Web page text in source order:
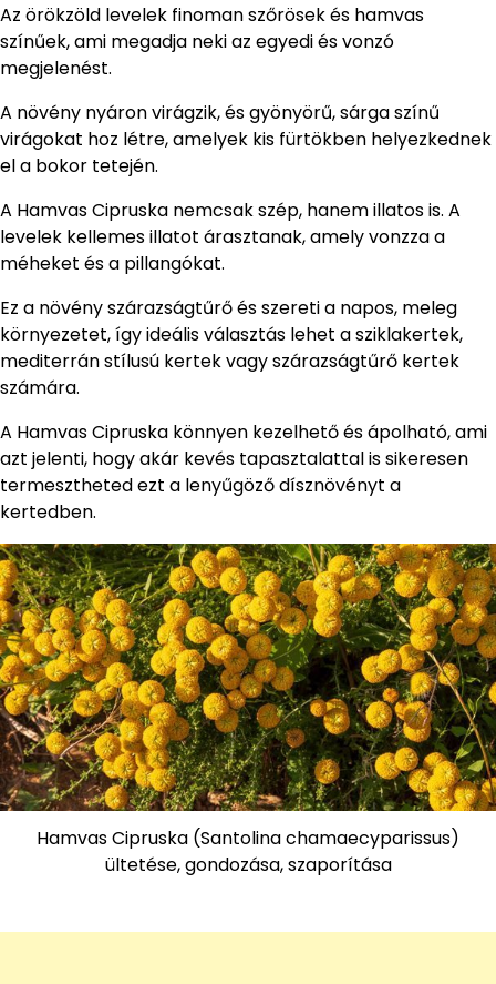
Az örökzöld levelek finoman szőrösek és hamvas
színűek, ami megadja neki az egyedi és vonzó
megjelenést.
A növény nyáron virágzik, és gyönyörű, sárga színű
virágokat hoz létre, amelyek kis fürtökben helyezkednek
el a bokor tetején.
A Hamvas Cipruska nemcsak szép, hanem illatos is. A
levelek kellemes illatot árasztanak, amely vonzza a
méheket és a pillangókat.
Ez a növény szárazságtűrő és szereti a napos, meleg
környezetet, így ideális választás lehet a sziklakertek,
mediterrán stílusú kertek vagy szárazságtűrő kertek
számára.
A Hamvas Cipruska könnyen kezelhető és ápolható, ami
azt jelenti, hogy akár kevés tapasztalattal is sikeresen
termesztheted ezt a lenyűgöző dísznövényt a
kertedben.
Hamvas Cipruska (Santolina chamaecyparissus)
ültetése, gondozása, szaporítása